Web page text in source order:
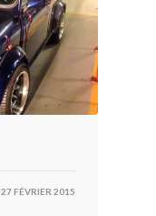
27 FÉVRIER 2015